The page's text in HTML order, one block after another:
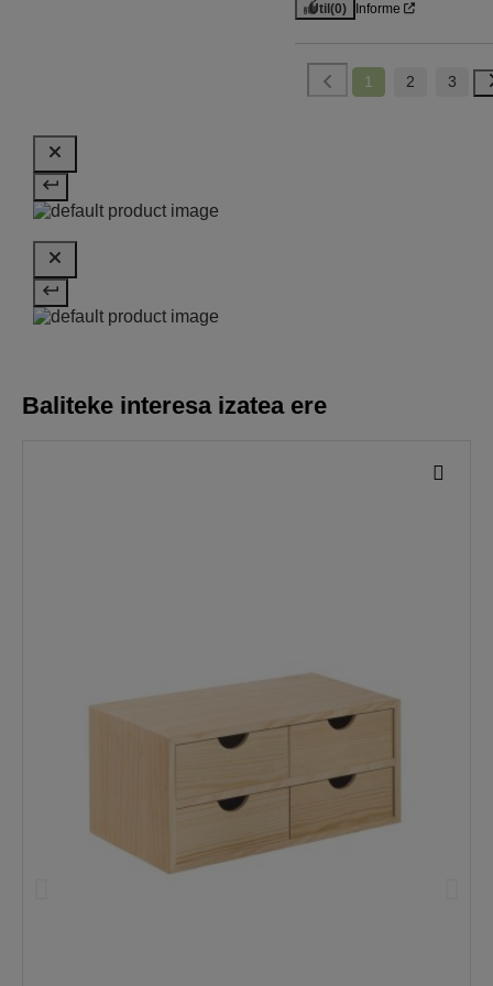
Útil(0) Informe
1 2 3
Baliteke interesa izatea ere